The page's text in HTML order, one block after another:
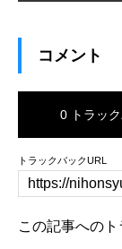
コメント
0 トラッ
トラックバックURL
この記事へのト